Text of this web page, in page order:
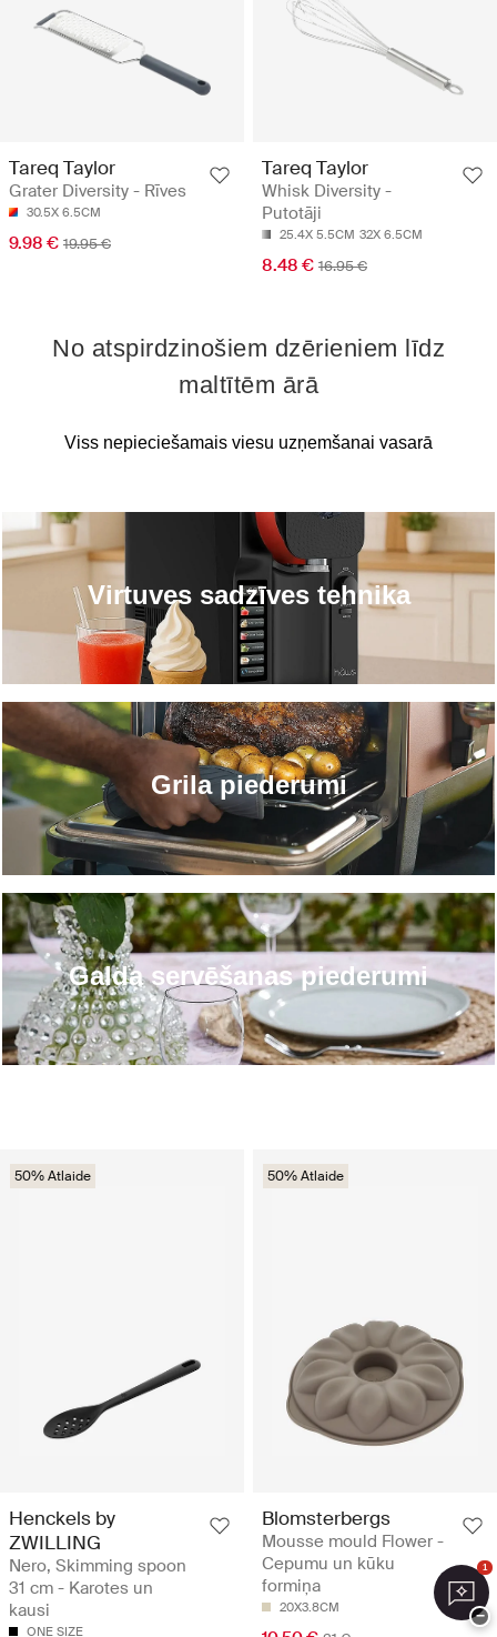
Tareq Taylor
Grater Diversity - Rīves
30.5X 6.5CM
9.98 € 19.95 €
Tareq Taylor
Whisk Diversity -
Putotāji
25.4X 5.5CM 32X 6.5CM
8.48 € 16.95 €
50% Atlaide
Henckels by
ZWILLING
Nero, Skimming spoon
31 cm - Karotes un
kausi
ONE SIZE
50% Atlaide
Blomsterbergs
Mousse mould Flower -
Cepumu un kūku
formiņa
20X3.8CM
Virtuves sadzīves tehnika
Grila piederumi
Galda servēšanas piederumi
No atspirdzinošiem dzērieniem līdz
maltītēm ārā
Viss nepieciešamais viesu uzņemšanai vasarā
1
−